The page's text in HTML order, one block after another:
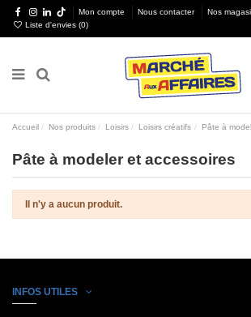
Mon compte Nous contacter
Nos
Liste d'envies (0)
Accueil Nos produits Loisirs Loisirs créatifs Pâte à
Pâte à modeler et accessoires
Il n'y a aucun produit.
INFOS UTILES